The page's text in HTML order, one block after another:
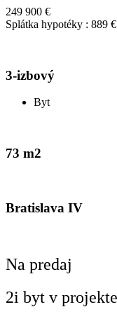
249 900 €
Splátka hypotéky : 889
3-izbový
Byt
73 m2
Bratislava IV
Na predaj
2i byt v